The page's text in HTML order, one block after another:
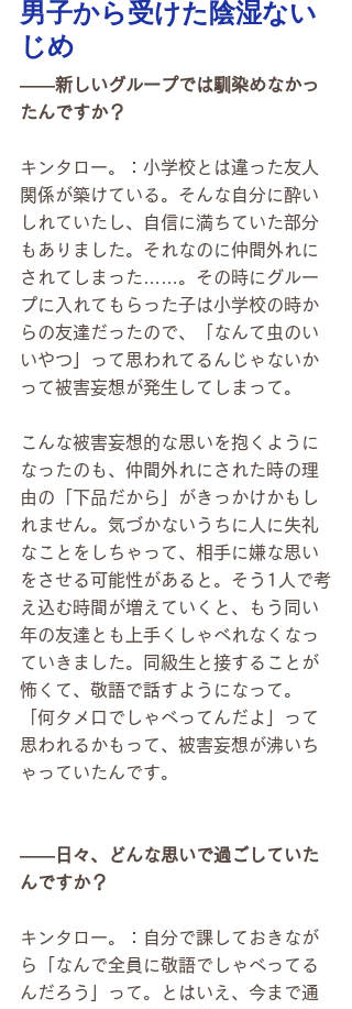
男子から受けた陰湿ない
じめ
――新しいグループでは馴染めなかっ
たんですか？
キンタロー。：小学校とは違った友人
関係が築けている。そんな自分に酔い
しれていたし、自信に満ちていた部分
もありました。それなのに仲間外れに
されてしまった……。その時にグルー
プに入れてもらった子は小学校の時か
らの友達だったので、「なんて虫のい
いやつ」って思われてるんじゃないか
って被害妄想が発生してしまって。
こんな被害妄想的な思いを抱くように
なったのも、仲間外れにされた時の理
由の「下品だから」がきっかけかもし
れません。気づかないうちに人に失礼
なことをしちゃって、相手に嫌な思い
をさせる可能性があると。そう1人で考
え込む時間が増えていくと、もう同い
年の友達とも上手くしゃべれなくなっ
ていきました。同級生と接することが
怖くて、敬語で話すようになって。
「何タメ口でしゃべってんだよ」って
思われるかもって、被害妄想が沸いち
ゃっていたんです。
――日々、どんな思いで過ごしていた
んですか？
キンタロー。：自分で課しておきなが
ら「なんで全員に敬語でしゃべってる
んだろう」って。とはいえ、今まで通